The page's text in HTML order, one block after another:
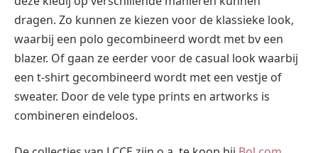
dragen. Zo kunnen ze kiezen voor de klassieke look,
waarbij een polo gecombineerd wordt met bv een
blazer. Of gaan ze eerder voor de casual look waarbij
een t-shirt gecombineerd wordt met een vestje of
sweater. Door de vele type prints en artworks is
combineren eindeloos.